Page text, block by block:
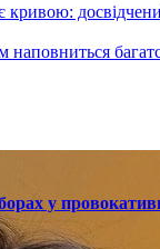
наповниться
у